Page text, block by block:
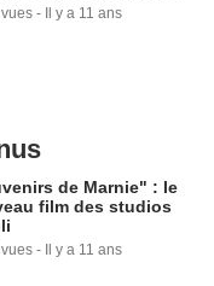
- Il y a 11 ans
de Marnie" : le
film des studios
- Il y a 11 ans